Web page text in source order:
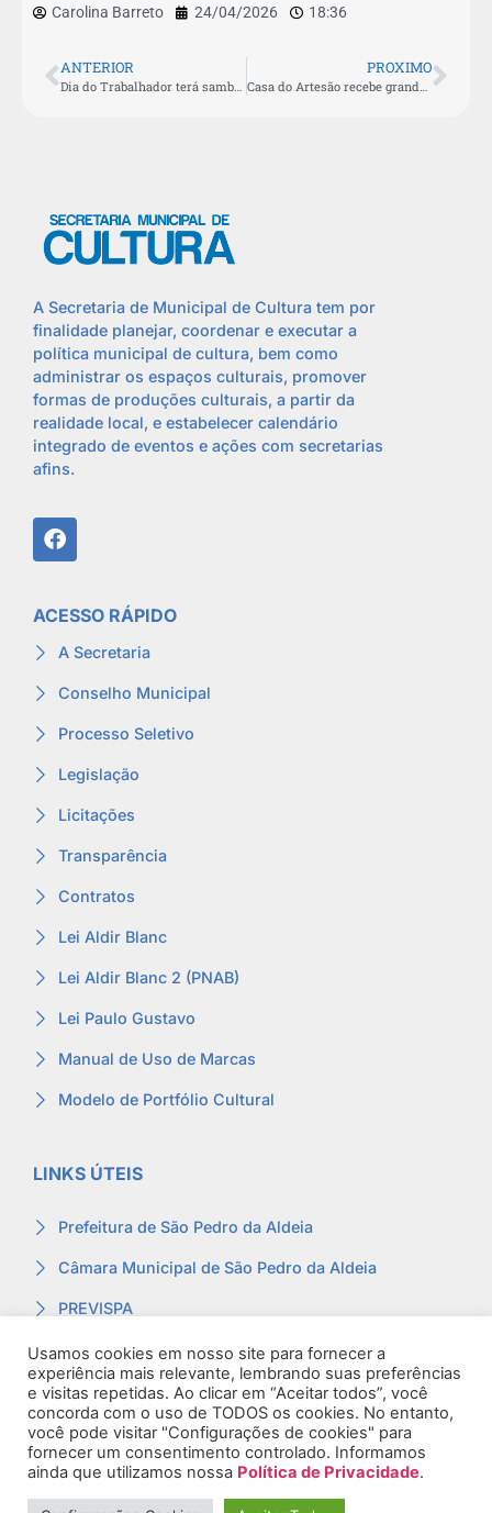
Carolina Barreto 24/04/2026 18:36
ANTERIOR
Dia do Trabalhador terá samba de raiz com o “Música na Praça” em São Pedro da Aldeia
PROXIMO
Casa do Artesão recebe grande público no 11º Baile de Dança de Salão
A Secretaria de Municipal de Cultura tem por
finalidade planejar, coordenar e executar a
política municipal de cultura, bem como
administrar os espaços culturais, promover
formas de produções culturais, a partir da
realidade local, e estabelecer calendário
integrado de eventos e ações com secretarias
afins.
ACESSO RÁPIDO
A Secretaria
Conselho Municipal
Processo Seletivo
Legislação
Licitações
Transparência
Contratos
Lei Aldir Blanc
Lei Aldir Blanc 2 (PNAB)
Lei Paulo Gustavo
Manual de Uso de Marcas
Modelo de Portfólio Cultural
LINKS ÚTEIS
Prefeitura de São Pedro da Aldeia
Câmara Municipal de São Pedro da Aldeia
PREVISPA
Ouvidoria
Contracheque
Webmail
Usamos cookies em nosso site para fornecer a
experiência mais relevante, lembrando suas preferências
e visitas repetidas. Ao clicar em “Aceitar todos”, você
concorda com o uso de TODOS os cookies. No entanto,
você pode visitar "Configurações de cookies" para
fornecer um consentimento controlado. Informamos
ainda que utilizamos nossa Política de Privacidade.